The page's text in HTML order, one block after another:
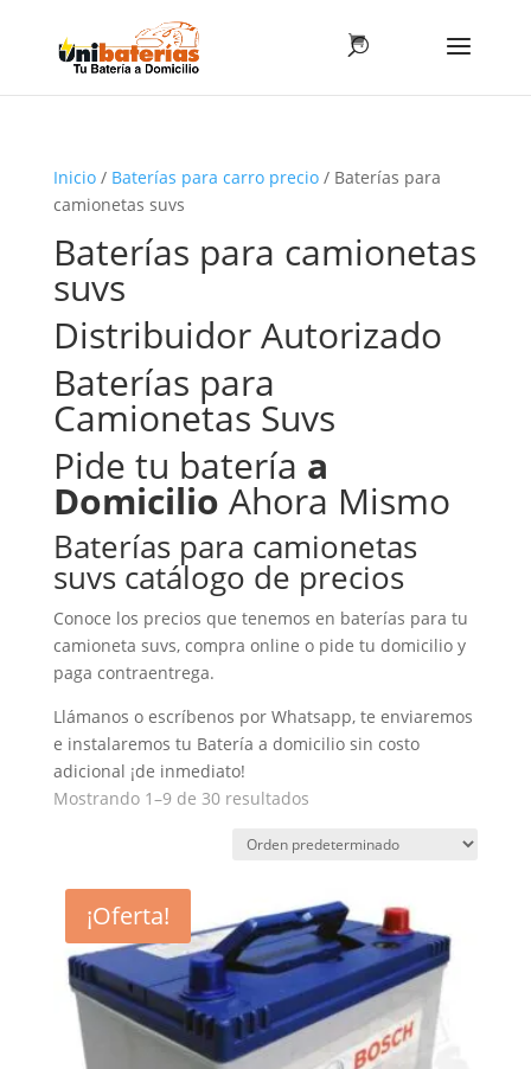
Inicio/ Baterías para carro precio/ Baterías para
camionetas suvs
Baterías para camionetas
suvs
Distribuidor Autorizado
Baterías para
Camionetas Suvs
Pide tu batería a
Domicilio Ahora Mismo
Baterías para camionetas
suvs catálogo de precios
Conoce los precios que tenemos en baterías para tu
camioneta suvs, compra online o pide tu domicilio y
paga contraentrega.
Llámanos o escríbenos por Whatsapp, te enviaremos
e instalaremos tu Batería a domicilio sin costo
adicional ¡de inmediato!
Mostrando 1–9 de 30 resultados
¡Oferta!